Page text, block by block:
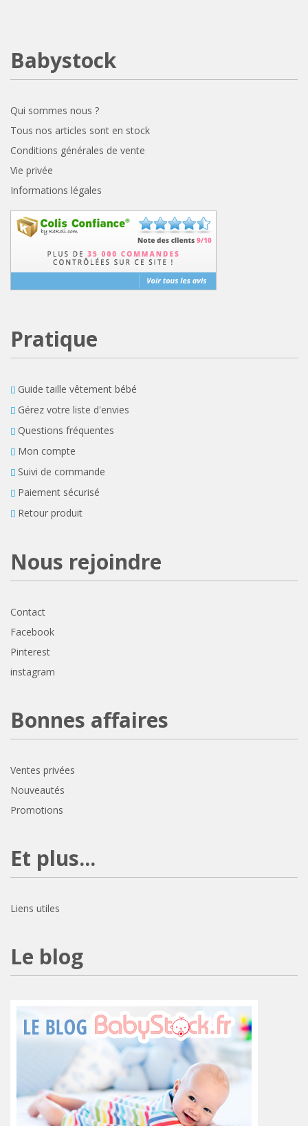
Babystock
Qui sommes nous ?
Tous nos articles sont en stock
Conditions générales de vente
Vie privée
Informations légales
Pratique
Guide taille vêtement bébé
Gérez votre liste d'envies
Questions fréquentes
Mon compte
Suivi de commande
Paiement sécurisé
Retour produit
Nous rejoindre
Contact
Facebook
Pinterest
instagram
Bonnes affaires
Ventes privées
Nouveautés
Promotions
Et plus...
Liens utiles
Le blog